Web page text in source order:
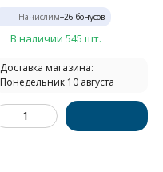
Начислим+26 бонусов
В наличии 545 шт.
Доставка магазина:
Понедельник 10 августа